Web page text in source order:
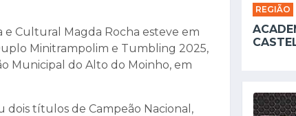
e Cultural Magda Rocha esteve em
Minitrampolim e Tumbling 2025,
Municipal do Alto do Moinho, em
dois títulos de Campeão Nacional,
REGIÃO